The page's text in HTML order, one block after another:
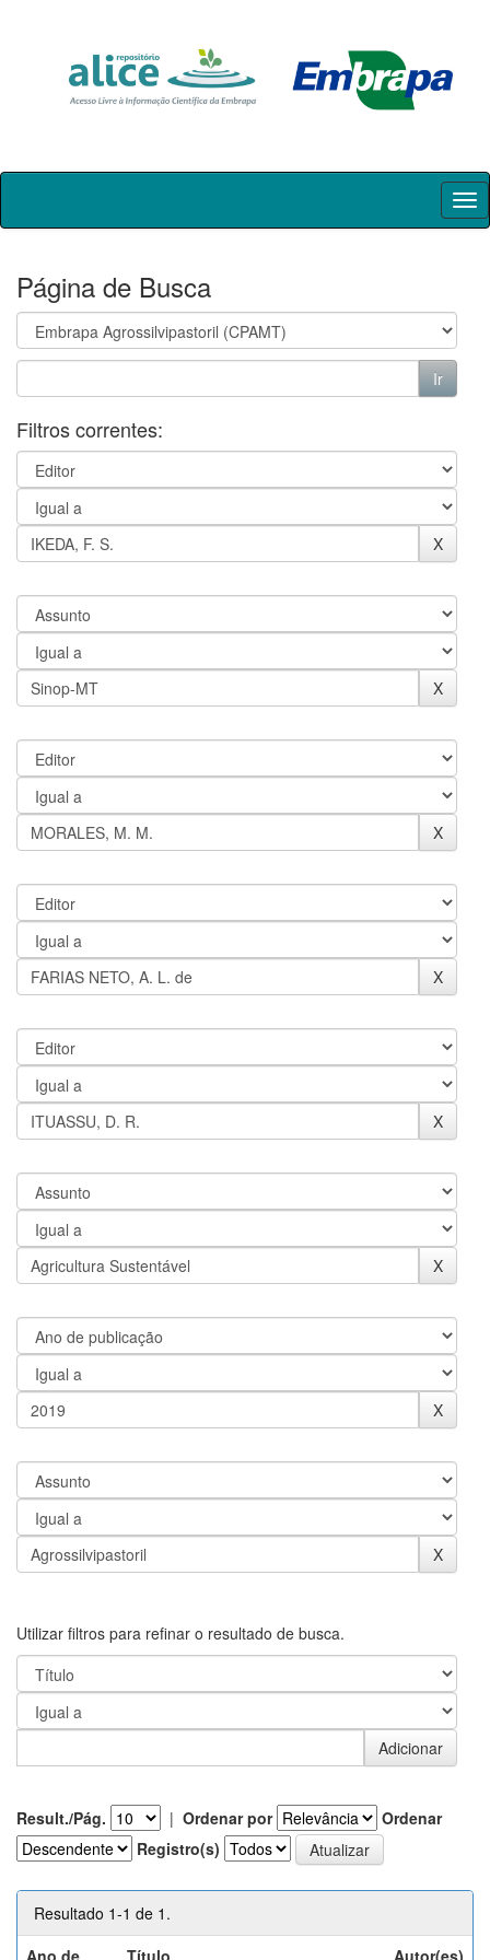
Skip
Página de Busca
Filtros correntes:
Utilizar filtros para refinar o resultado de busca.
Result./Pág. | Ordenar por
Ordenar
Registro(s)
Resultado 1-1 de 1.
Ano de
Título Autor(es)